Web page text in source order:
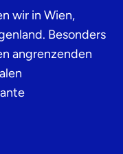
wir in Wien,
Besonders
angrenzenden